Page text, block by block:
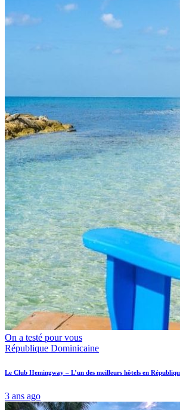
On a testé pour vous
République Dominicaine
Le Club Hemingway – L’un des meilleurs hôtels en
3 ans ago